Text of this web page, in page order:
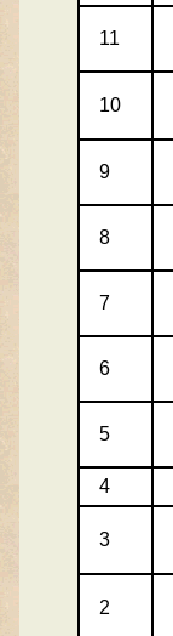
11
10
9
8
7
6
5
4
3
2